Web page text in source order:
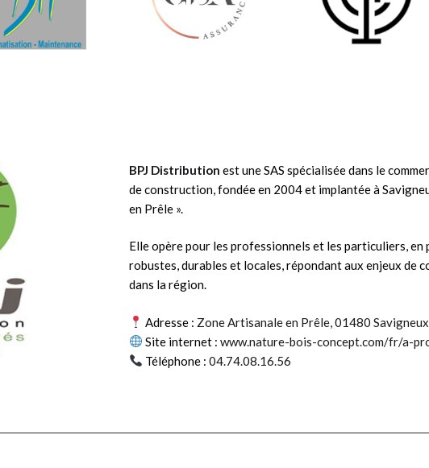
Trévoux,
notre
d’esprit
parfaite
»
BPJ Distribution est une SAS spécialisée dans le
de construction, fondée en 2004 et implantée à
en Prêle ».
Elle opère pour les professionnels et les particuliers,
robustes, durables et locales, répondant aux enjeux de
dans la région.
Adresse : Zone Artisanale en Prêle, 01480 Savigneux
Site internet :www.nature-bois-concept.com/fr/a-
Téléphone :04.74.08.16.56